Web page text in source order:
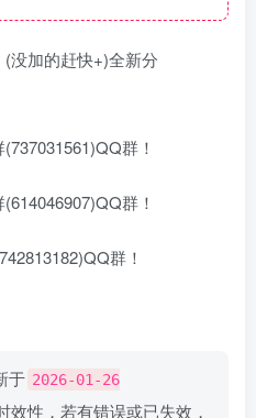
没加的赶快+)全新分
群！
群！
群！
于 2026-01-26
效性，若有错误或已失效，